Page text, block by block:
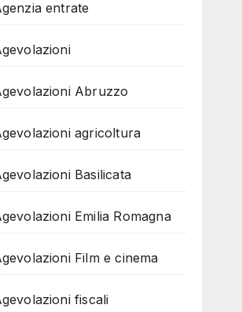
entrate
Abruzzo
agricoltura
Basilicata
Emilia Romagna
Film e cinema
fiscali